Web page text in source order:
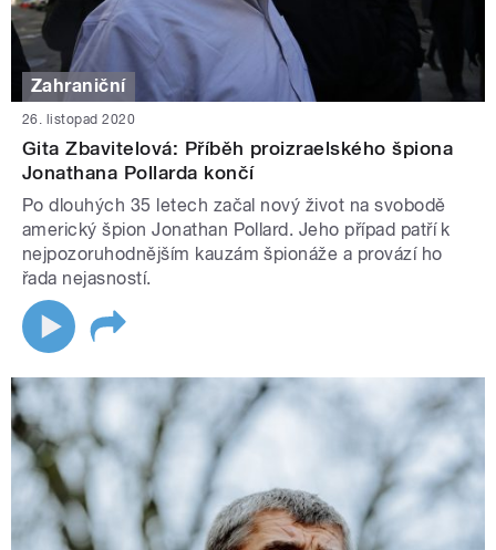
Zahraniční
26. listopad 2020
Gita Zbavitelová: Příběh proizraelského špiona
Jonathana Pollarda končí
Po dlouhých 35 letech začal nový život na svobodě
americký špion Jonathan Pollard. Jeho případ patří k
nejpozoruhodnějším kauzám špionáže a provází ho
řada nejasností.